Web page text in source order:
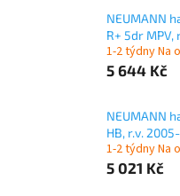
NEUMANN
R+ 5dr MPV,
1-2 týdny Na
5 644 Kč
NEUMANN
HB, r.v.
1-2 týdny Na
5 021 Kč